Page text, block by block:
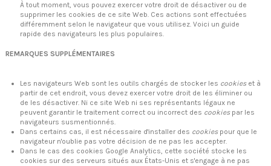
À tout moment, vous pouvez exercer votre droit de désactiver ou de
supprimer les cookies de ce site Web. Ces actions sont effectuées
différemment selon le navigateur que vous utilisez. Voici un guide
rapide des navigateurs les plus populaires.
REMARQUES SUPPLÉMENTAIRES
Les navigateurs Web sont les outils chargés de stocker les cookieset à
partir de cet endroit, vous devez exercer votre droit de les éliminer ou
de les désactiver. Ni ce site Web ni ses représentants légaux ne
peuvent garantir le traitement correct ou incorrect des cookiespar les
navigateurs susmentionnés.
Dans certains cas, il est nécessaire d'installer des cookiespour que le
navigateur n'oublie pas votre décision de ne pas les accepter.
Dans le cas des cookies Google Analytics, cette société stocke les
cookies sur des serveurs situés aux États-Unis et s'engage à ne pas